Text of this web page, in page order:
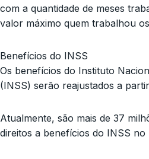
com a quantidade de meses
valor máximo quem trabalhou os
Benefícios do INSS
Os benefícios do Instituto
(INSS) serão reajustados a
Atualmente, são mais de 37
direitos a benefícios do INSS no